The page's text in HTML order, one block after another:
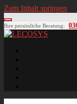
Zum Inhalt springen
Ihre persönliche Beratung: